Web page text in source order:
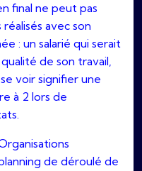
final ne peut pas
avec son
: un salarié qui serait
de son travail,
voir signifier une
à 2 lors de
de déroulé de